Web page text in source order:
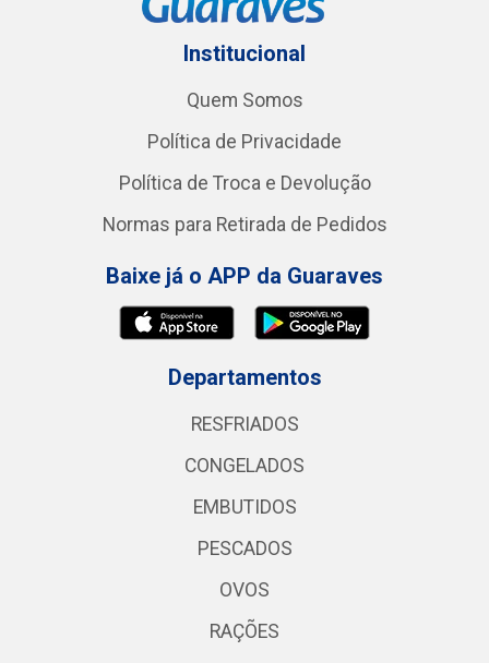
Institucional
Quem Somos
Política de Privacidade
Política de Troca e Devolução
Normas para Retirada de Pedidos
Baixe já o APP da Guaraves
Departamentos
RESFRIADOS
CONGELADOS
EMBUTIDOS
PESCADOS
OVOS
RAÇÕES